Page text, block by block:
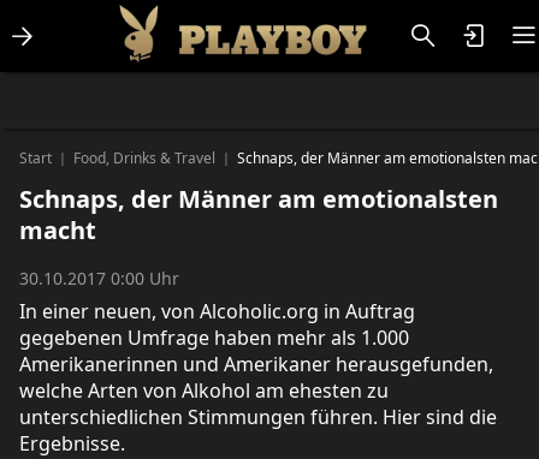
Start | Food, Drinks & Travel | Schnaps, der Männer am emotionalsten
Schnaps, der Männer am emotionalsten
macht
30.10.2017 0:00 Uhr
In einer neuen, von Alcoholic.org in Auftrag
gegebenen Umfrage haben mehr als 1.000
Amerikanerinnen und Amerikaner herausgefunden,
welche Arten von Alkohol am ehesten zu
unterschiedlichen Stimmungen führen. Hier sind die
Ergebnisse.